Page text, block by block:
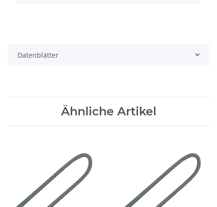
Datenblätter
Ähnliche Artikel